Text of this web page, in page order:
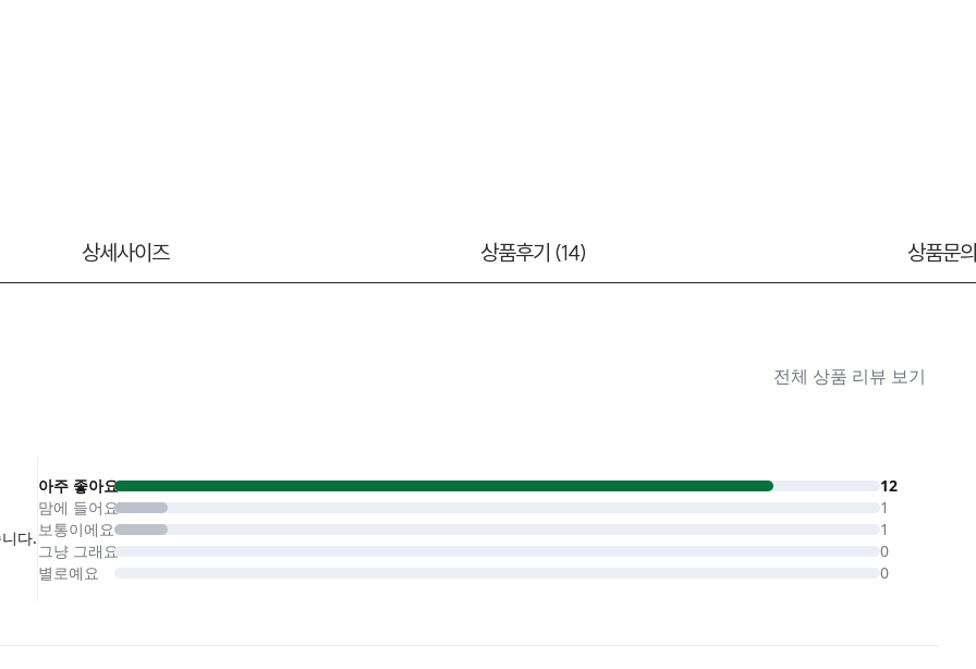
상세사이즈 상품후기 (14) 상품문의